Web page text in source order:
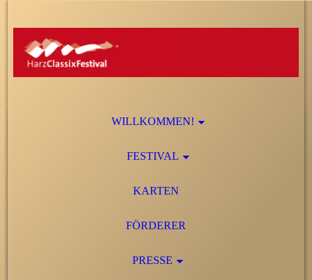
WILLKOMMEN!
FESTIVAL
KARTEN
FÖRDERER
PRESSE